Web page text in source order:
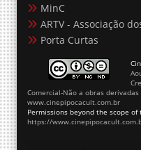
MinC
ARTV - Associação
Porta Curtas
Comercial-Não a obras derivadas
www.cinepipocacult.com.br
Permissions beyond the scope
https://